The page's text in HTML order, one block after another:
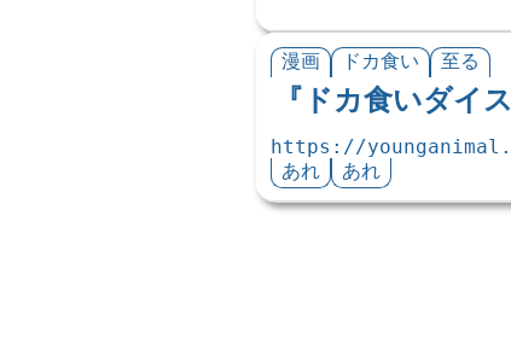
漫画 ドカ食い 至る
『ドカ食いダイ
https://
あれ
あれ